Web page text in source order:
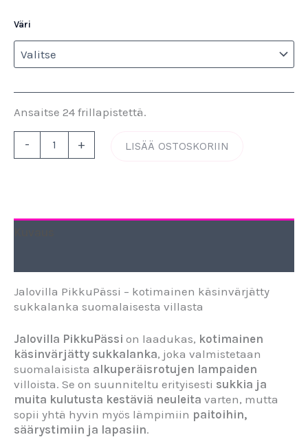
Väri
Ansaitse 24 frillapistettä.
- + LISÄÄ OSTOSKORIIN
Jalovilla PikkuPässi – kotimainen käsinvärjätty
sukkalanka suomalaisesta villasta
Jalovilla PikkuPässi on laadukas, kotimainen
käsinvärjätty sukkalanka, joka valmistetaan
suomalaisista alkuperäisrotujen lampaiden
villoista. Se on suunniteltu erityisesti sukkia ja
muita kulutusta kestäviä neuleita varten, mutta
sopii yhtä hyvin myös lämpimiin paitoihin,
säärystimiin ja lapasiin.